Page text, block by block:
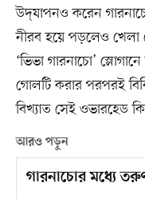
উদ্‌যাপনও করেন
নীরব হয়ে পড়লেও খেলা
‘ভিভা গারনাচো’
গোলটি করার পরপরই
বিখ্যাত সেই ওভারহেড
আরও পড়ুন
গারনাচোর মধ্যে